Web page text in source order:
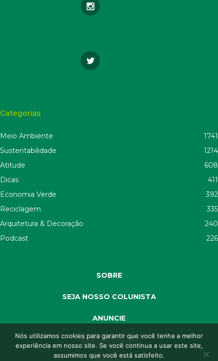
Categorias
Meio Ambiente
1741
Sustentabilidade
1214
Atitude
608
Dicas
411
Economia Verde
392
Reciclagem
335
Arquitetura & Decoração
240
Podcast
226
SOBRE
SEJA NOSSO COLUNISTA
ANUNCIE
SEJA APOIADOR
Nós utilizamos cookies para garantir que você tenha a melhor
experiência em nosso site. Se você continua a usar este site,
assumimos que você está satisfeito.